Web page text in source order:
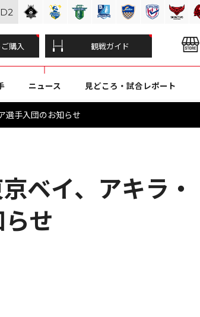
購入 観戦ガイド
ニュース 見どころ・試合レポート
選手入団のお知らせ
ベイ、アキラ・
せ
D2